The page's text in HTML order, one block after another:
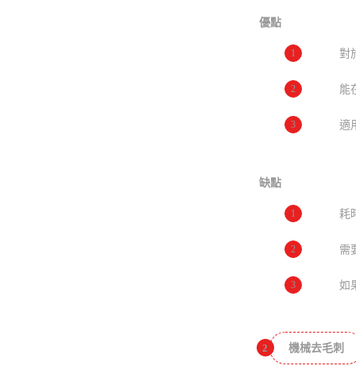
優點
1 對
2 能
3 適
缺點
1 耗
2 需
3 如
2 機械去毛刺